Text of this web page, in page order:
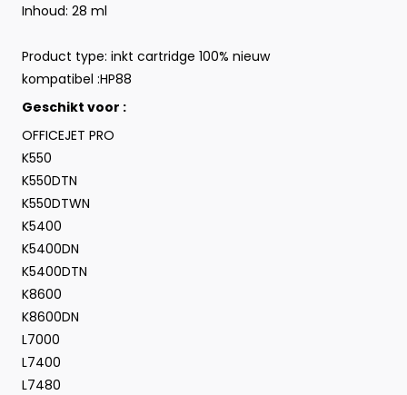
Inhoud: 28 ml
Product type: inkt cartridge 100% nieuw
kompatibel :HP88
Geschikt voor :
OFFICEJET PRO
K550
K550DTN
K550DTWN
K5400
K5400DN
K5400DTN
K8600
K8600DN
L7000
L7400
L7480